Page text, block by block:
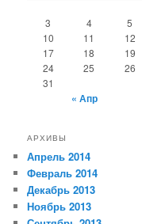
3
4 5
10
11 12
17
18 19
24
25 26
31
« Апр
АРХИВЫ
Апрель 2014
Февраль 2014
Декабрь 2013
Ноябрь 2013